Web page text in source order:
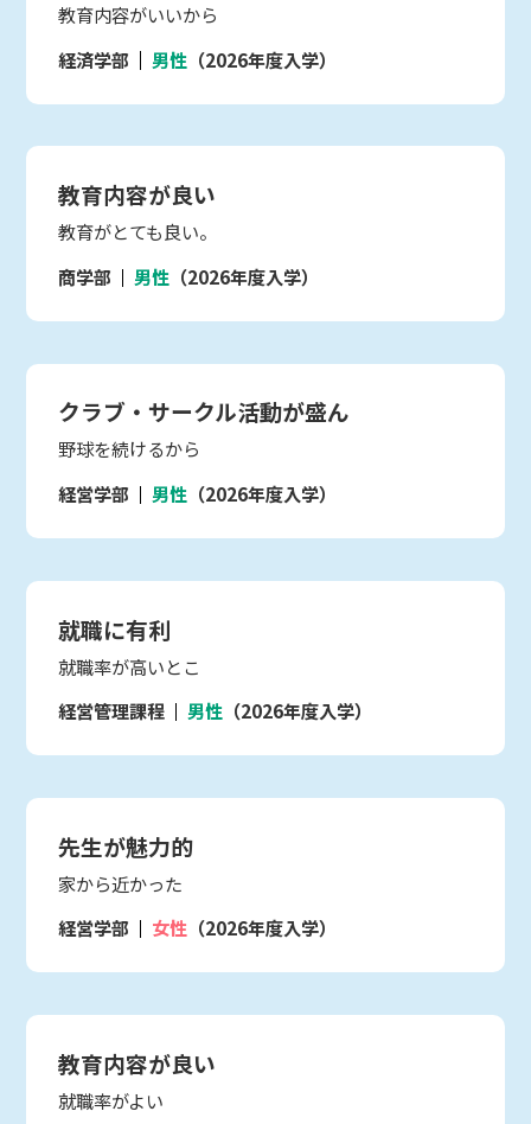
教育内容がいいから
経済学部
男性 （2026年度入学）
教育内容が良い
教育がとても良い。
商学部
男性 （2026年度入学）
クラブ・サークル活動が盛ん
野球を続けるから
経営学部
男性 （2026年度入学）
就職に有利
就職率が高いとこ
経営管理課程
男性 （2026年度入学）
先生が魅力的
家から近かった
経営学部
女性 （2026年度入学）
教育内容が良い
就職率がよい